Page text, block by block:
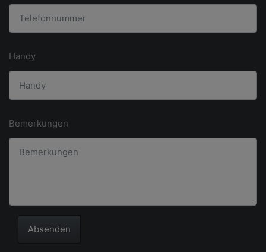
Handy
Bemerkungen
Absenden